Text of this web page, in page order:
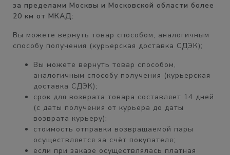
за пределами Москвы и Московской области более
20 км от МКАД:
Вы можете вернуть товар способом, аналогичным
способу получения (курьерская доставка СДЭК);
Вы можете вернуть товар способом,
аналогичным способу получения (курьерская
доставка СДЭК);
срок для возврата товара составляет 14 дней
(с даты получения от курьера до даты
возврата курьеру);
стоимость отправки возвращаемой пары
осуществляется за счёт покупателя;
если при заказе осуществлялась платная